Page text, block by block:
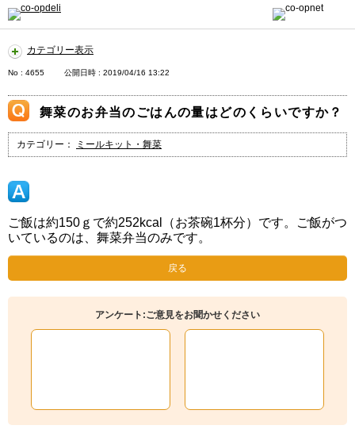
カテゴリー表示
No : 4655 公開日時 : 2019/04/16 13:22
舞菜のお弁当のごはんの量はどのくらいですか？
カテゴリー： ミールキット・舞菜
ご飯は約150ｇで約252kcal（お茶碗1杯分）です。ご飯がつ
いているのは、舞菜弁当のみです。
戻る
アンケート:ご意見をお聞かせください